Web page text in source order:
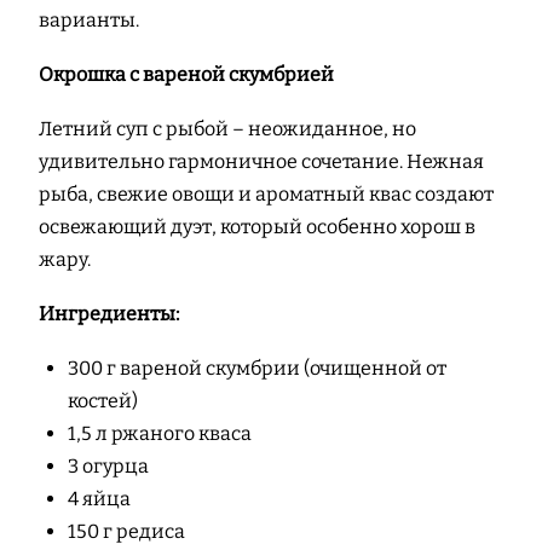
варианты.
Окрошка с вареной скумбрией
Летний суп с рыбой – неожиданное, но
удивительно гармоничное сочетание. Нежная
рыба, свежие овощи и ароматный квас создают
освежающий дуэт, который особенно хорош в
жару.
Ингредиенты:
300 г вареной скумбрии (очищенной от
костей)
1,5 л ржаного кваса
3 огурца
4 яйца
150 г редиса